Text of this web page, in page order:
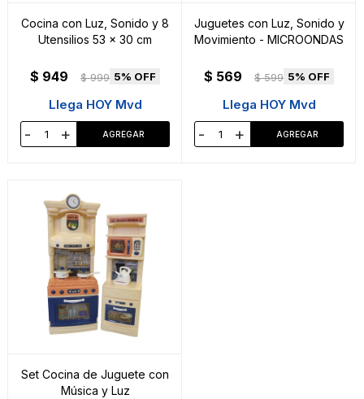
Cocina con Luz, Sonido y 8
Utensilios 53 x 30 cm
$ 949 $ 999 5
Llega HOY Mvd
- +
Juguetes con Luz, Sonido y
Movimiento - MICROONDAS
$ 569 $ 599 5
Llega HOY Mvd
- +
Set Cocina de Juguete con
Música y Luz